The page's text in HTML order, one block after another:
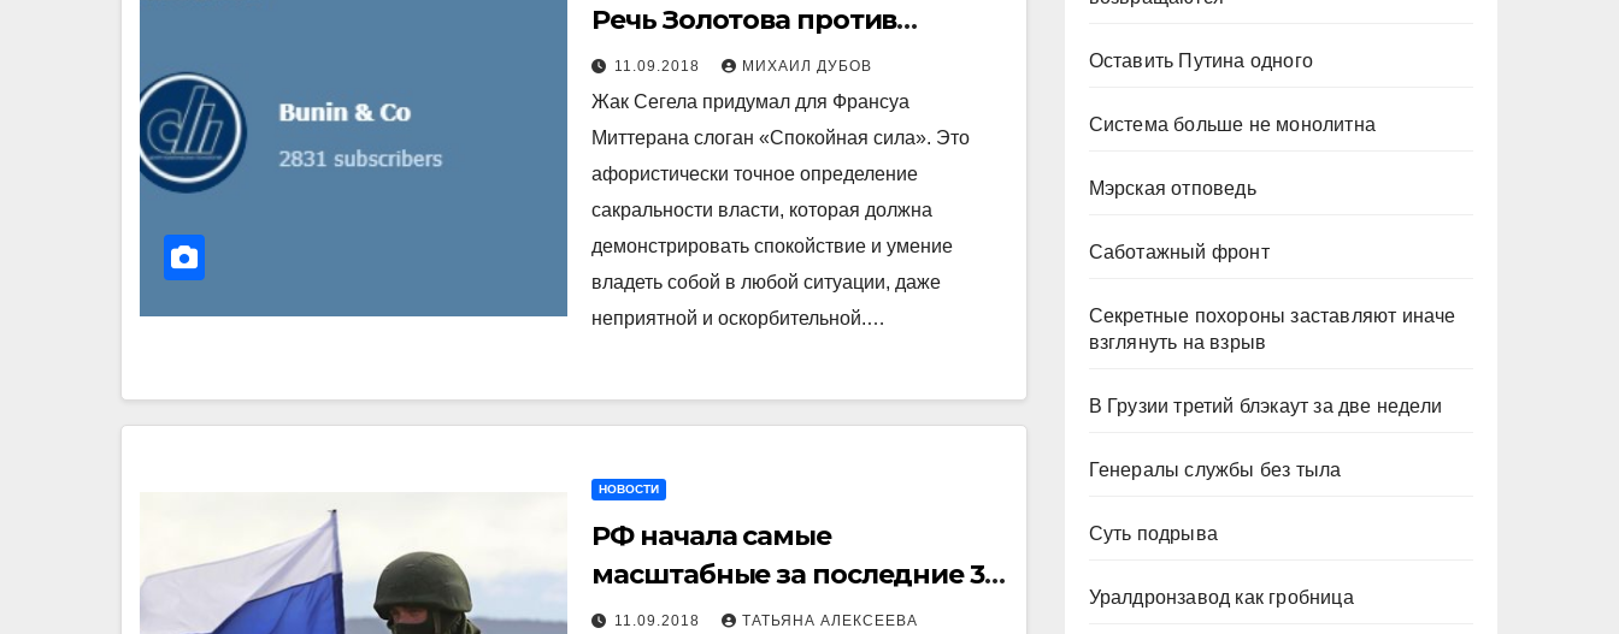
Речь Золотова против
Навального наносит сильный
удар по образу
могущественного и
загадочного силовика
11.09.2018 МИХАИЛ ДУБОВ
Жак Сегела придумал для Франсуа
Миттерана слоган «Спокойная сила». Это
афористически точное определение
сакральности власти, которая должна
демонстрировать спокойствие и умение
владеть собой в любой ситуации, даже
неприятной и оскорбительной.…
НОВОСТИ
РФ начала самые
масштабные за последние 37
лет военные учения: Что
11.09.2018 ТАТЬЯНА АЛЕКСЕЕВА
Оставить Путина одного
Система больше не монолитна
Мэрская отповедь
Саботажный фронт
Секретные похороны заставляют иначе
взглянуть на взрыв
В Грузии третий блэкаут за две недели
Генералы службы без тыла
Суть подрыва
Уралдронзавод как гробница